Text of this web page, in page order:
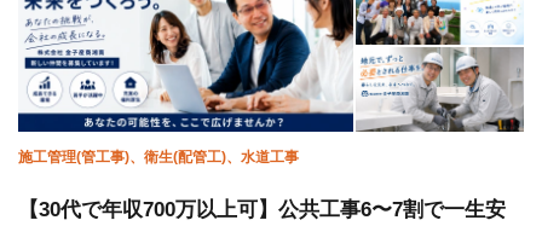
完全週休二日制 夏季休暇 年末年始休暇
車・バイク通勤OK 転勤なし
施工管理(管工事)、衛生(配管工)、水道工事
【30代で年収700万以上可】公共工事6〜7割で一生安